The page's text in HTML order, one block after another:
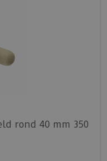
rond 40 mm 350